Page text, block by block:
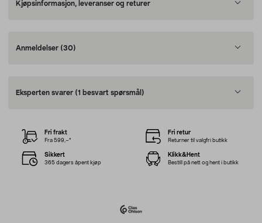
Kjøpsinformasjon, leveranser og returer
Anmeldelser (30)
Eksperten svarer (1 besvart spørsmål)
Fri frakt
Fra 599,–*
Fri retur
Returner til valgfri butikk
Sikkert
365 dagers åpent kjøp
Klikk&Hent
Bestill på nett og hent i butikk